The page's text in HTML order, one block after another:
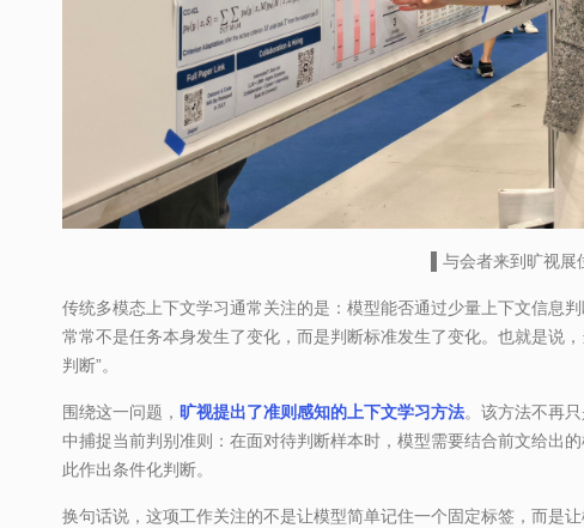
▌与会者来到旷视展
传统多模态上下文学习通常关注的是：模型能否通过少量上下文信息
常常不是任务本身发生了变化，而是判断标准发生了变化。也就是说
判断”。
围绕这一问题， 旷视提出了准则感知的上下文学习方法。该方法不再
中捕捉当前判别准则：在面对待判断样本时，模型需要结合前文给出
此作出条件化判断。
换句话说，这项工作关注的不是让模型简单记住一个固定标签，而是